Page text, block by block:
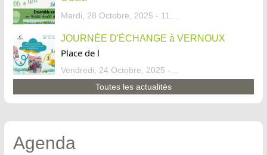
Mardi, 28 Octobre, 2025 - 11:46
JOURNÉE D'ÉCHANGE à VERNOUX
Place de l
Vendredi, 24 Octobre, 2025 - 13:07
Toutes les actualités
Agenda